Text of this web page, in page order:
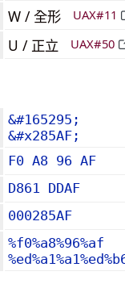
W / 全形 UAX#11
U / 正立 UAX#50
&#165295;
&#x285AF;
F0 A8 96 AF
D861 DDAF
000285AF
%f0%a8%96%af